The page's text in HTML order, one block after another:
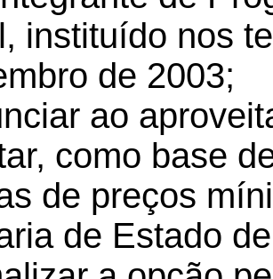
instituído nos
de 2003;
ao
como base
de preços
de Estado